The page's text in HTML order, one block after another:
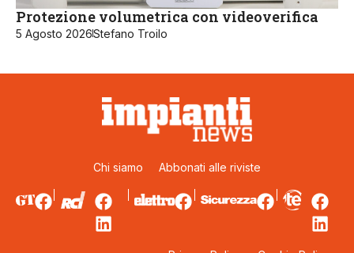
Protezione volumetrica con videoverifica
5 Agosto 2026Stefano Troilo
Chi siamo Abbonati alle riviste